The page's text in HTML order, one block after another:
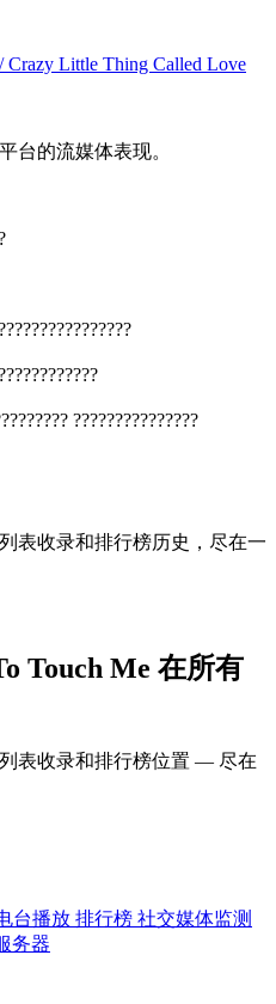
Crazy Little Thing Called Love
台的流媒体表现。
???????????????
表收录和排行榜历史，尽在一
Touch Me 在所有
表收录和排行榜位置 — 尽在
台播放 排行榜 社交媒体监测
务器